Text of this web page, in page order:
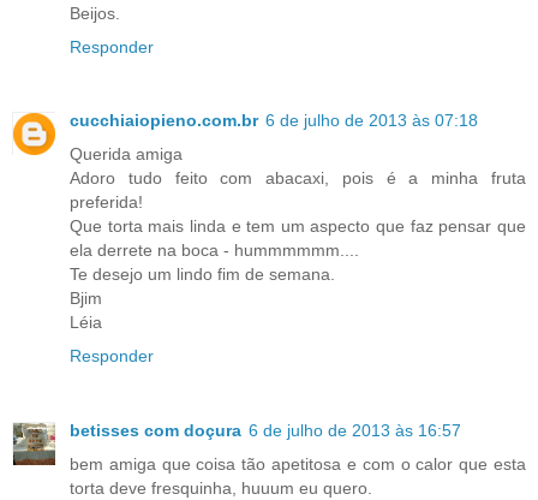
Beijos.
Responder
cucchiaiopieno.com.br 6 de julho de 2013 às 07:18
Querida amiga
Adoro tudo feito com abacaxi, pois é a minha fruta
preferida!
Que torta mais linda e tem um aspecto que faz pensar que
ela derrete na boca - hummmmmm....
Te desejo um lindo fim de semana.
Bjim
Léia
Responder
betisses com doçura 6 de julho de 2013 às 16:57
bem amiga que coisa tão apetitosa e com o calor que esta
torta deve fresquinha, huuum eu quero.